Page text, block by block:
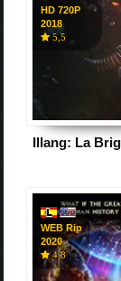
HD 720P
2018
5,5
WEB Rip
2020
4,8